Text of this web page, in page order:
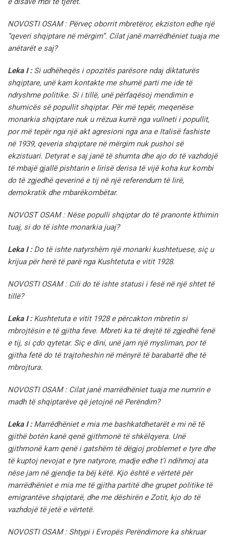
NOVOSTI OSAM : Përveç oborrit mbretëror, ekziston edhe një
“qeveri shqiptare në mërgim”. Cilat janë marrëdhëniet tuaja me
anëtarët e saj?
Leka I : Si udhëheqës i opozitës parësore ndaj diktaturës
shqiptare, unë kam kontakte me shumë parti me ide të
ndryshme politike. Si i tillë, unë përfaqësoj mendimin e
shumicës së popullit shqiptar. Për më tepër, meqenëse
monarkia shqiptare nuk u rrëzua kurrë nga vullneti i popullit,
por më tepër nga një akt agresioni nga ana e Italisë fashiste
në 1939, qeveria shqiptare në mërgim nuk pushoi së
ekzistuari. Detyrat e saj janë të shumta dhe ajo do të vazhdojë
të mbajë gjallë pishtarin e lirisë derisa të vijë koha kur kombi
do të zgjedhë qeverinë e tij në një referendum të lirë,
demokratik dhe mbarëkombëtar.
NOVOST OSAM : Nëse populli shqiptar do të pranonte kthimin
tuaj, si do të ishte monarkia juaj?
Leka I : Do të ishte natyrshëm një monarki kushtetuese, siç u
krijua për herë të parë nga Kushtetuta e vitit 1928.
NOVOSTI OSAM : Cili do të ishte statusi i fesë në një shtet të
tillë?
Leka I : Kushtetuta e vitit 1928 e përcakton mbretin si
mbrojtësin e të gjitha feve. Mbreti ka të drejtë të zgjedhë fenë
e tij, si çdo qytetar. Siç e dini, unë jam një mysliman, por të
gjitha fetë do të trajtoheshin në mënyrë të barabartë dhe të
mbrojtura.
NOVOSTI OSAM : Cilat janë marrëdhëniet tuaja me numrin e
madh të shqiptarëve që jetojnë në Perëndim?
Leka I : Marrëdhëniet e mia me bashkatdhetarët e mi në të
gjithë botën kanë qenë gjithmonë të shkëlqyera. Unë
gjithmonë kam qenë i gatshëm të dëgjoj problemet e tyre dhe
të kuptoj nevojat e tyre natyrore, madje edhe t’i ndihmoj ata
nëse jam në gjendje ta bëj këtë. Kjo është e vërtetë për
marrëdhëniet e mia me të gjitha partitë dhe grupet politike të
emigrantëve shqiptarë, dhe me dëshirën e Zotit, kjo do të
vazhdojë të jetë e vërtetë.
NOVOSTI OSAM : Shtypi i Evropës Perëndimore ka shkruar